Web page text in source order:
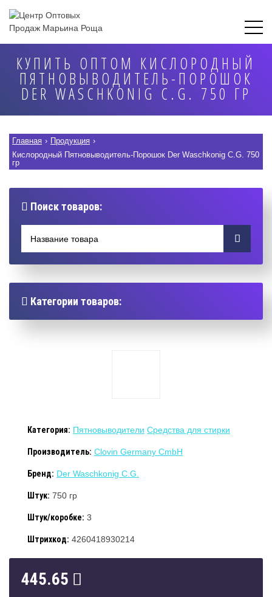
КУПИТЬ ОПТОМ КИСЛОРОДНЫЙ
ПЯТНОВЫВОДИТЕЛЬ-ПОРОШОК
DER WASCHKONIG C.G. 750 ГР
Главная › Продукция ›
Кислородный Пятновыводитель-Порошок Der Waschkonig C.G. 750
гр
Поиск товаров:
Категории товаров:
Категория: Пятновыводители Средства для стирки
Производитель: Clovin Germany CmbH
Бренд: Der Waschkonig C.G.
Штук: 750 гр
Штук/коробке: 3
Штрихкод: 4260418930214
445.65